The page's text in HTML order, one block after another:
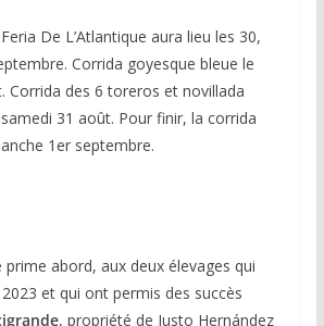
De L’Atlantique aura lieu les 30,
Corrida goyesque bleue le
Corrida des 6 toreros et novillada
31 août. Pour finir, la corrida
1er septembre.
abord, aux deux élevages qui
et qui ont permis des succès
, propriété de Justo Hernández